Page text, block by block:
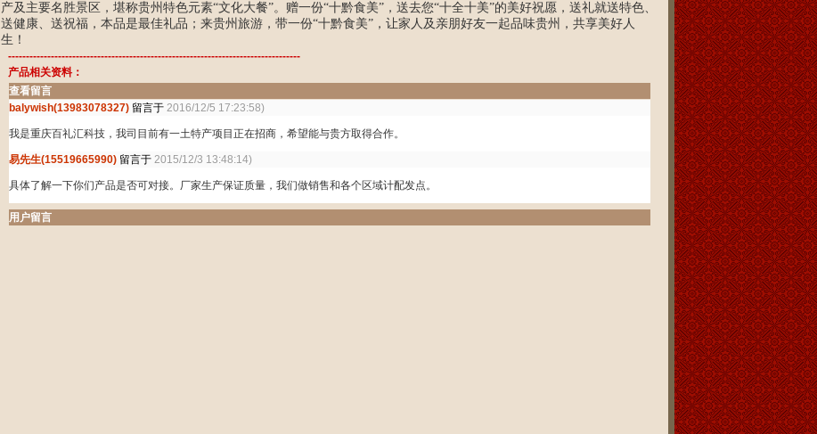
产及主要名胜景区，堪称贵州特色元素“文化大餐”。赠一份“十黔食美”，送去您“十全十美”的美好祝愿，送礼就送特色、
送健康、送祝福，本品是最佳礼品；来贵州旅游，带一份“十黔食美”，让家人及亲朋好友一起品味贵州，共享美好人
生！
----------------------------------------------------------------------------------
产品相关资料：
查看留言
balywish(13983078327) 留言于 2016/12/5 17:23:58)
我是重庆百礼汇科技，我司目前有一土特产项目正在招商，希望能与贵方取得合作。
易先生(15519665990) 留言于 2015/12/3 13:48:14)
具体了解一下你们产品是否可对接。厂家生产保证质量，我们做销售和各个区域计配发点。
用户留言